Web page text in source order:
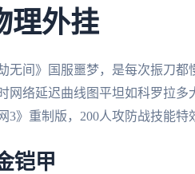
理外挂
无间》国服噩梦，是每次振刀
网络延迟曲线图平坦如科罗拉
3》重制版，200人攻防战技能特
铠甲